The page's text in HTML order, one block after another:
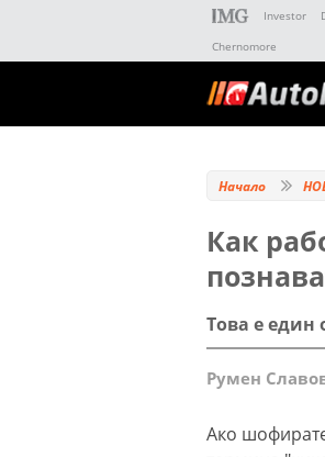
Investor
Chernomore
Начало
Как
Това е един
Румен
Ако